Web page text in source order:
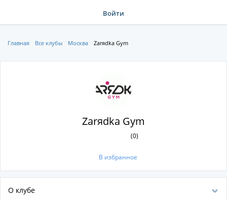
Войти
Главная Все клубы Москва Zarяdka Gym
Zarяdka Gym
(0)
В избранное
О клубе